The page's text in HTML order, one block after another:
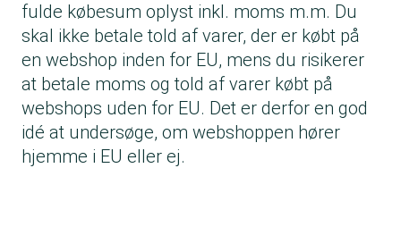
fulde købesum oplyst inkl. moms m.m. Du
skal ikke betale told af varer, der er købt på
en webshop inden for EU, mens du risikerer
at betale moms og told af varer købt på
webshops uden for EU. Det er derfor en god
idé at undersøge, om webshoppen hører
hjemme i EU eller ej.